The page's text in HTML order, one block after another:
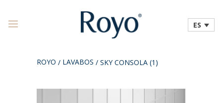
ES
ROYO / LAVABOS / SKY CONSOLA (1)